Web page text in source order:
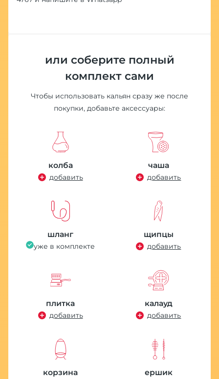
или соберите полный
комплект сами
Чтобы использовать кальян сразу же после
покупки, добавьте аксессуары:
колба
добавить
чаша
добавить
шланг
уже в комплекте
щипцы
добавить
плитка
добавить
калауд
добавить
корзина ершик